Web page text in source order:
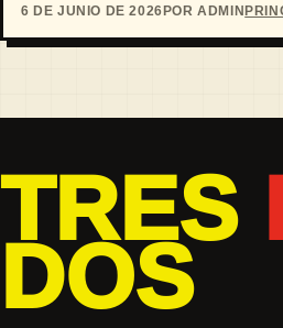
6 DE JUNIO DE 2026POR ADMIN
TRES
DOS